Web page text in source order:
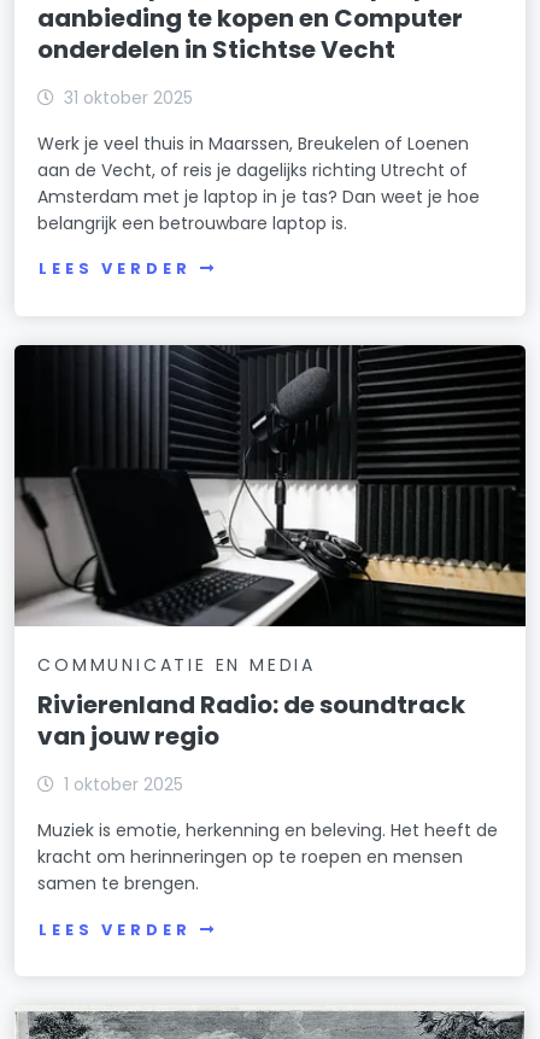
aanbieding te kopen en Computer
onderdelen in Stichtse Vecht
31 oktober 2025
Werk je veel thuis in Maarssen, Breukelen of Loenen
aan de Vecht, of reis je dagelijks richting Utrecht of
Amsterdam met je laptop in je tas? Dan weet je hoe
belangrijk een betrouwbare laptop is.
LEES VERDER
COMMUNICATIE EN MEDIA
Rivierenland Radio: de soundtrack
van jouw regio
1 oktober 2025
Muziek is emotie, herkenning en beleving. Het heeft de
kracht om herinneringen op te roepen en mensen
samen te brengen.
LEES VERDER